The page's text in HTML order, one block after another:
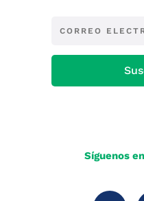
Síguenos